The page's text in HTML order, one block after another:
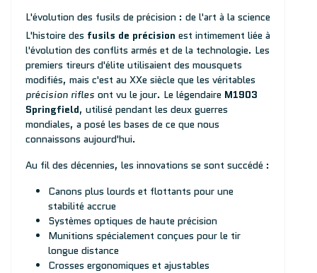
L'évolution des fusils de précision : de l'art à la science
L'histoire des fusils de précision est intimement liée à
l'évolution des conflits armés et de la technologie. Les
premiers tireurs d'élite utilisaient des mousquets
modifiés, mais c'est au XXe siècle que les véritables
précision rifles ont vu le jour. Le légendaire M1903
Springfield, utilisé pendant les deux guerres
mondiales, a posé les bases de ce que nous
connaissons aujourd'hui.
Au fil des décennies, les innovations se sont succédé :
Canons plus lourds et flottants pour une
stabilité accrue
Systèmes optiques de haute précision
Munitions spécialement conçues pour le tir
longue distance
Crosses ergonomiques et ajustables